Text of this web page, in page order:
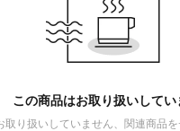
この商品はお取り扱いしてい
取り扱いしていません、関連商品